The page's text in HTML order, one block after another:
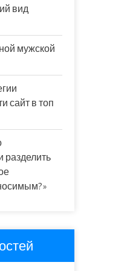
вид
мужской
сайт в топ
разделить